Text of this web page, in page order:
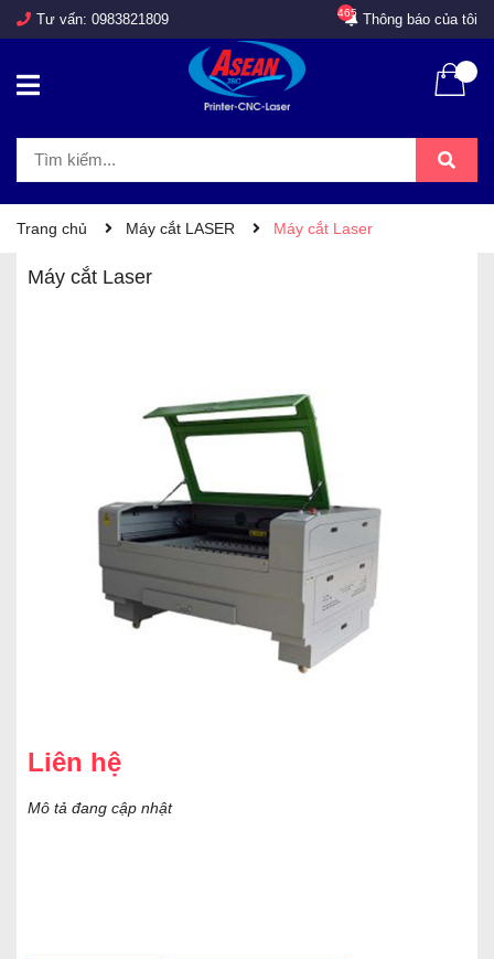
Tư vấn: 0983821809 Thông báo của tôi
465
Trang chủ Máy cắt LASER Máy cắt Laser
Máy cắt Laser
Liên hệ
Mô tả đang cập nhật